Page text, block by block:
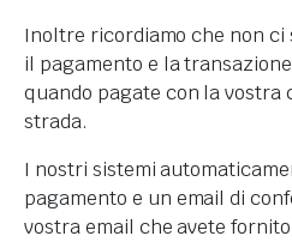
Inoltre ricordiamo che non
il pagamento e la
quando pagate con la vostra
strada.
I nostri sistemi
pagamento e un email di
vostra email che avete